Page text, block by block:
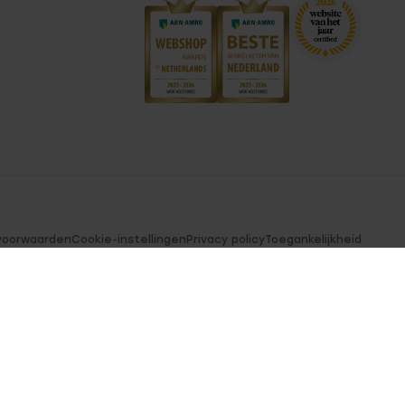
Cookie-instellingenPrivacy policyToegankelijkheid